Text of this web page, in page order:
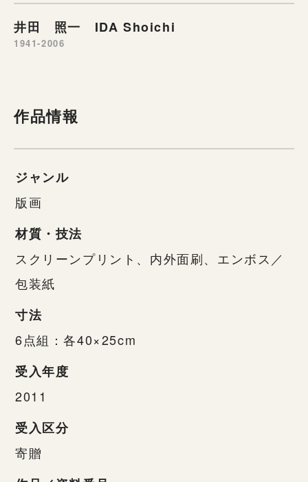
井田 照一 IDA Shoichi
1941-2006
作品情報
ジャンル
版画
材質・技法
スクリーンプリント、内外面刷、エンボス／
包装紙
寸法
6点組：各40×25cm
受入年度
2011
受入区分
寄贈